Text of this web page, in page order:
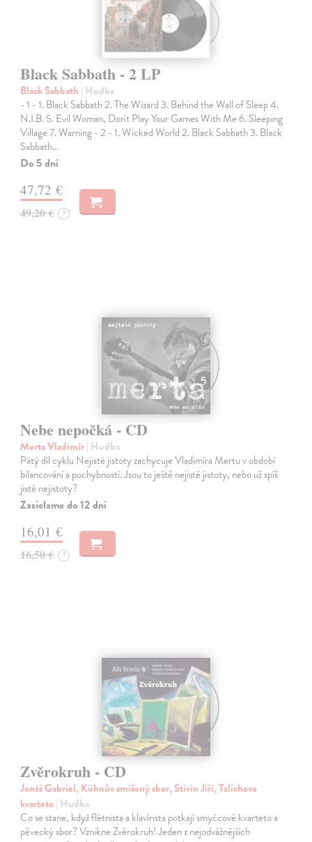
Black Sabbath - 2 LP
Black Sabbath | Hudba
- 1 - 1. Black Sabbath 2. The Wizard 3. Behind the Wall of Sleep 4.
N.I.B. 5. Evil Woman, Don't Play Your Games With Me 6. Sleeping
Village 7. Warning - 2 - 1. Wicked World 2. Black Sabbath 3. Black
Sabbath…
Do 5 dní
47,72 €
49,20 € ?
Nebe nepočká - CD
Merta Vladimír| Hudba
Pátý díl cyklu Nejisté jistoty zachycuje Vladimíra Mertu v období
bilancování a pochybností. Jsou to ještě nejisté jistoty, nebo už spíš
jisté nejistoty?
Zasielame do 12 dní
16,01 €
16,50 € ?
Zvěrokruh - CD
Jonáš Gabriel, Kühnův smíšený sbor, Stivín Jiří, Talichovo
kvarteto| Hudba
Co se stane, když flétnista a klavírista potkají smyčcové kvarteto a
pěvecký sbor? Vznikne Zvěrokruh! Jeden z nejodvážnějších